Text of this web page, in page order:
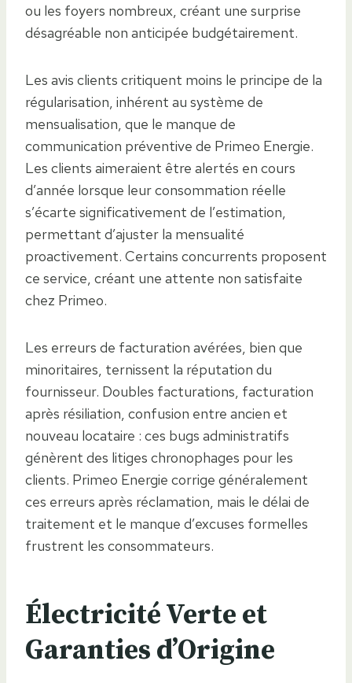
ou les foyers nombreux, créant une surprise
désagréable non anticipée budgétairement.
Les avis clients critiquent moins le principe de la
régularisation, inhérent au système de
mensualisation, que le manque de
communication préventive de Primeo Energie.
Les clients aimeraient être alertés en cours
d’année lorsque leur consommation réelle
s’écarte significativement de l’estimation,
permettant d’ajuster la mensualité
proactivement. Certains concurrents proposent
ce service, créant une attente non satisfaite
chez Primeo.
Les erreurs de facturation avérées, bien que
minoritaires, ternissent la réputation du
fournisseur. Doubles facturations, facturation
après résiliation, confusion entre ancien et
nouveau locataire : ces bugs administratifs
génèrent des litiges chronophages pour les
clients. Primeo Energie corrige généralement
ces erreurs après réclamation, mais le délai de
traitement et le manque d’excuses formelles
frustrent les consommateurs.
Électricité Verte et
Garanties d’Origine